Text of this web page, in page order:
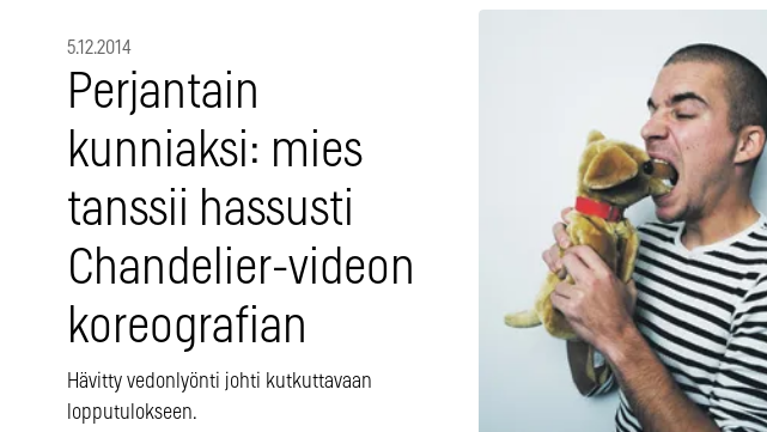
5.12.2014
Perjantain
kunniaksi: mies
tanssii hassusti
Chandelier-videon
koreografian
Hävitty vedonlyönti johti kutkuttavaan
lopputulokseen.